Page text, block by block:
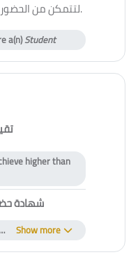
لتتمكن من.
a(n)Student
Questionnaire
higher than
شهادةCustom certificate
Show more
تقييم برنامج تدريبي حضوري